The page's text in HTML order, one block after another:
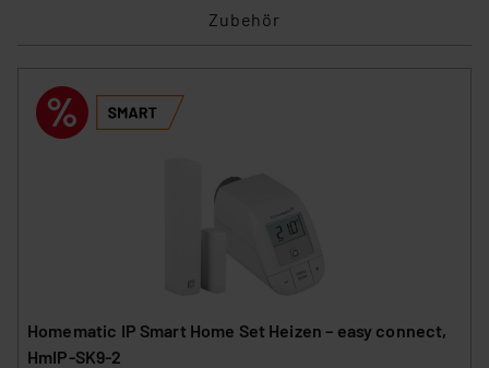
Zubehör
Homematic IP Smart Home Set Heizen – easy connect,
HmIP-SK9-2